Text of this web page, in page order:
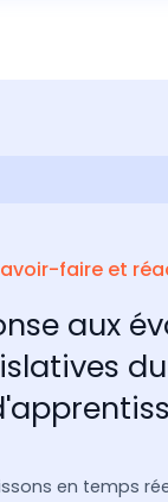
faire et
aux
en temps